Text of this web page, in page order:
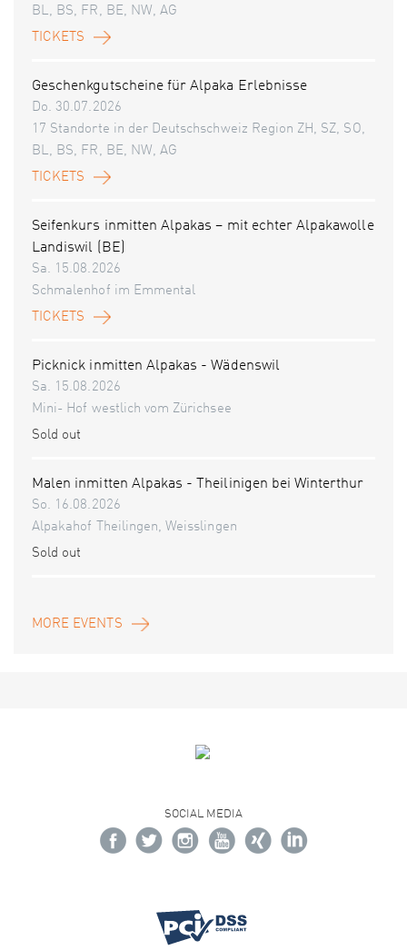
BL, BS, FR, BE, NW, AG
TICKETS
Geschenkgutscheine für Alpaka Erlebnisse
Do. 30.07.2026
17 Standorte in der Deutschschweiz Region ZH, SZ, SO,
BL, BS, FR, BE, NW, AG
TICKETS
Seifenkurs inmitten Alpakas – mit echter Alpakawolle
Landiswil (BE)
Sa. 15.08.2026
Schmalenhof im Emmental
TICKETS
Picknick inmitten Alpakas - Wädenswil
Sa. 15.08.2026
Mini- Hof westlich vom Zürichsee
Sold out
Malen inmitten Alpakas - Theilinigen bei Winterthur
So. 16.08.2026
Alpakahof Theilingen, Weisslingen
Sold out
MORE EVENTS
SOCIAL MEDIA